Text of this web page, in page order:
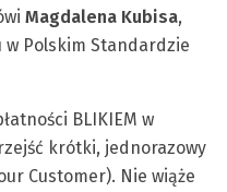
Magdalena Kubisa,
Polskim Standardzie
BLIKIEM w
krótki, jednorazowy
Customer). Nie wiąże